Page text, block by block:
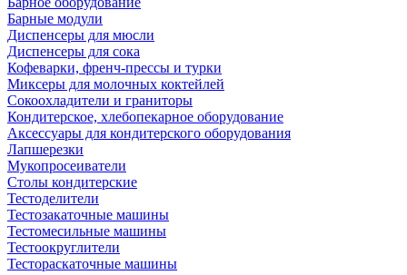
Барные модули
Диспенсеры для мюсли
Диспенсеры для сока
Кофеварки, френч-прессы и турки
Миксеры для молочных коктейлей
Сокоохладители и граниторы
Кондитерское, хлебопекарное оборудование
Аксессуары для кондитерского оборудования
Лапшерезки
Мукопросеиватели
Столы кондитерские
Тестоделители
Тестозакаточные машины
Тестомесильные машины
Тестоокруглители
Тестораскаточные машины